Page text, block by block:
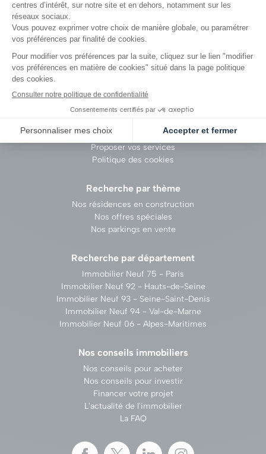
Emerige
Groupe Emerige
Vendre un terrain
Proposer vos services
Politique des cookies
Recherche par thème
Nos résidences en construction
Nos offres spéciales
Nos parkings en vente
Recherche par département
Immobilier Neuf 75 - Paris
Immobilier Neuf 92 - Hauts-de-Seine
Immobilier Neuf 93 - Seine-Saint-Denis
Immobilier Neuf 94 - Val-de-Marne
Immobilier Neuf 06 - Alpes-Maritimes
Nos conseils immobiliers
Nos conseils pour acheter
Nos conseils pour investir
Financer votre projet
L'actualité de l'immobilier
La FAQ